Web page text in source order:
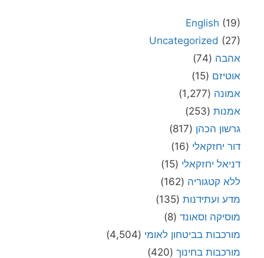
English (19)
Uncategorized (27)
אהבה (74)
אוטיזם (15)
אמונה (1,277)
אמנות (253)
גרשון הכהן (817)
דור יחזקאלי (16)
דניאל יחזקאלי (15)
ללא קטגוריה (162)
מדע ועתידנות (135)
מוסיקה וסאונד (8)
מורכבות בביטחון לאומי (4,504)
מורכבות בחינוך (420)